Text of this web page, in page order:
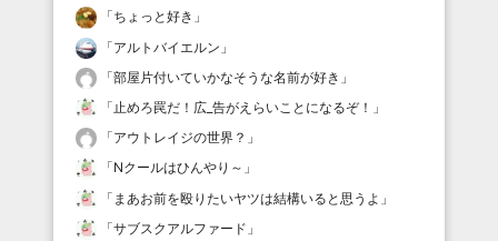
「ちょっと好き 」
「アルトバイエルン 」
「部屋片付いていかなそうな名前が好き 」
「止めろ罠だ！広_告がえらいことになるぞ！ 」
「アウトレイジの世界？ 」
「Nクールはひんやり～ 」
「 まあお前を殴りたいヤツは結構いると思うよ 」
「サブスクアルファード 」